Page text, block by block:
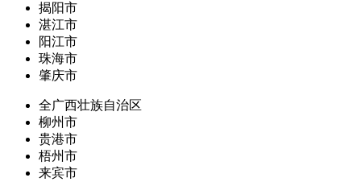
揭阳市
湛江市
阳江市
珠海市
肇庆市
全广西壮族自治区
柳州市
贵港市
梧州市
来宾市